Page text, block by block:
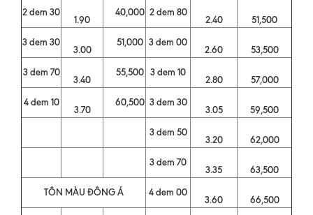
2 dem 30
1.90
40,000 2 dem 80
2.40
51,500
3 dem 30
3.00
51,000 3 dem 00
2.60
53,500
3 dem 70
3.40
55,500 3 dem 10
2.80
57,000
4 dem 10
3.70
60,500 3 dem 30
3.05
59,500
3 dem 50
3.20
62,000
3 dem 70
3.35
63,500
TÔN MÀU ĐÔNG Á
4 dem 00
3.60
66,500